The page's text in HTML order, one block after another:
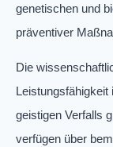
genetischen und
präventiver
Die
Leistungsfähigkeit
geistigen Verfalls
verfügen über